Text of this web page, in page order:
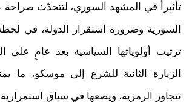
تأثيراً في المشهد السوري، لتتحدّث
السورية وضرورة استقرار الدولة، في
ترتيب أولوياتها السياسية بعد عامٍ على
الزيارة الثانية للشرع إلى موسكو، ما
تتجاوز الرمزية، ويضعها في سياق